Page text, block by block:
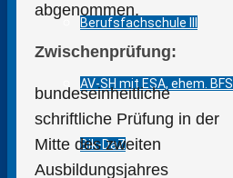
Berufsfachschule III
AV-SH mit ESA, ehem. BFS I
Bik-DaZ
abgenommen.
Zwischenprüfung:
bundeseinheitliche
schriftliche Prüfung in der
Mitte des zweiten
Ausbildungsjahres